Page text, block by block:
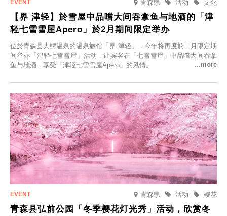
青森県 文化
活动
【界 津轻】於雪屋中品嚐大间吞拿鱼与地酒的「津
轻七雪雪屋Apero」於2月期间限定举办
位於青森县大鰐温泉的温泉旅馆「界 津轻」，今年将再度於二月限定期
间举办「津轻七雪雪屋」活动，让宾客在「七雪雪屋」中品嚐大间吞拿
鱼与地酒，享受「津轻七雪雪屋Apero」的风情。
青森県 樱花
活动
青森县弘前公园「冬季樱花灯光秀」活动，欣赏冬